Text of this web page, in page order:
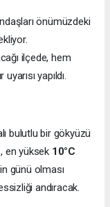
önümüzdeki
ilçede, hem
yapıldı.
bulutlu bir gökyüzü
, en yüksek 10°C
günü olması
andıracak.